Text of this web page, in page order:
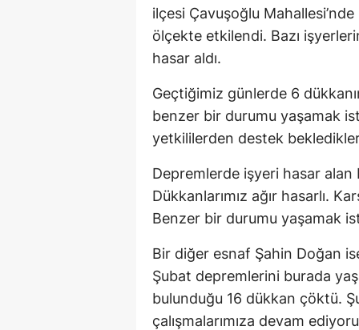
ilçesi Çavuşoğlu
ölçekte etkilendi. Bazı
hasar aldı.
Geçtiğimiz günlerde 6
benzer bir durumu yaşamak
yetkililerden destek
Depremlerde işyeri hasar
Dükkanlarımız ağır hasarlı.
Benzer bir durumu yaşamak
Bir diğer esnaf Şahin Doğan
Şubat depremlerini burada
bulunduğu 16 dükkan çöktü.
çalışmalarımıza devam